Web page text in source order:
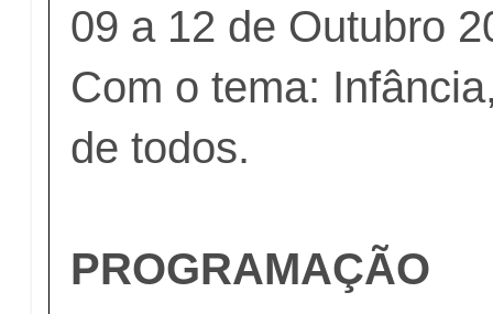
09 a 12 de Outubro
Com o tema:
de todos.
PROGRAMAÇÃO